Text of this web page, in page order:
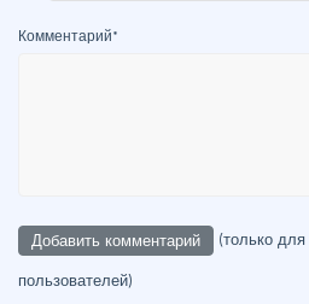
Комментарий*
(только для
пользователей)